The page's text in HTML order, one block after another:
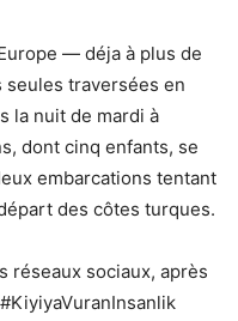
— déja à plus de
traversées en
la nuit de mardi à
dont cinq enfants, se
embarcations tentant
des côtes turques.
réseaux sociaux, après